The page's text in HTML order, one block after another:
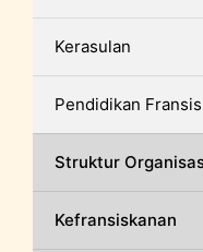
Kerasulan
Pendidikan
Struktur
Kefransiskanan